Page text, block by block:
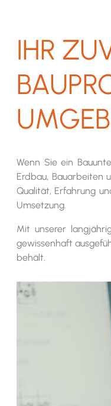
IHR
Wenn Sie ein
Erdbau, Bauarbeiten
Qualität, Erfahrung
Umsetzung.
Mit unserer
gewissenhaft
behält.